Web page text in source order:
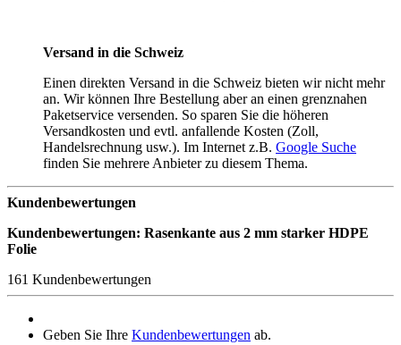
Versand in die Schweiz
Einen direkten Versand in die Schweiz bieten wir nicht mehr
an. Wir können Ihre Bestellung aber an einen grenznahen
Paketservice versenden. So sparen Sie die höheren
Versandkosten und evtl. anfallende Kosten (Zoll,
Handelsrechnung usw.). Im Internet z.B. Google Suche
finden Sie mehrere Anbieter zu diesem Thema.
Kundenbewertungen
Kundenbewertungen: Rasenkante aus 2 mm starker HDPE
Folie
161 Kundenbewertungen
Geben Sie Ihre Kundenbewertungen ab.